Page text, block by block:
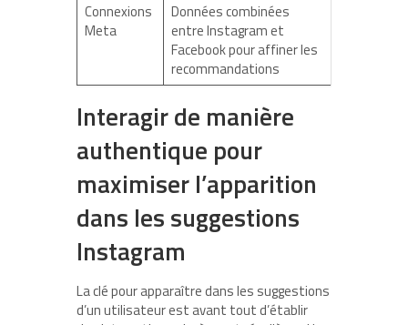
Connexions
Meta
Données combinées
entre Instagram et
Facebook pour affiner les
recommandations
Interagir de manière
authentique pour
maximiser l’apparition
dans les suggestions
Instagram
La clé pour apparaître dans les suggestions
d’un utilisateur est avant tout d’établir